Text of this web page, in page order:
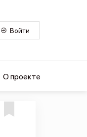
Войти
О проекте